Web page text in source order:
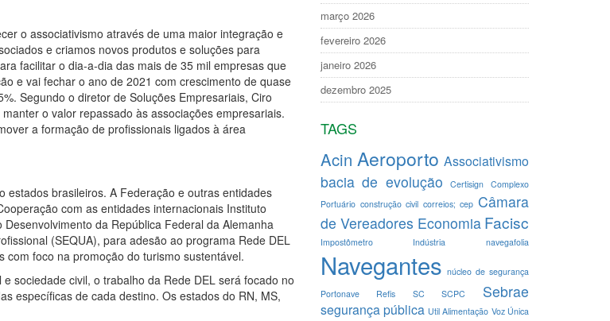
o associativismo através de uma maior integração e
e criamos novos produtos e soluções para
facilitar o dia-a-dia das mais de 35 mil empresas que
e vai fechar o ano de 2021 com crescimento de quase
Segundo o diretor de Soluções Empresariais, Ciro
o valor repassado às associações empresariais.
a formação de profissionais ligados à área
estados brasileiros. A Federação e outras entidades
com as entidades internacionais Instituto
da República Federal da Alemanha
(SEQUA), para adesão ao programa Rede DEL
com foco na promoção do turismo sustentável.
sociedade civil, o trabalho da Rede DEL será focado no
específicas de cada destino. Os estados do RN, MS,
março 2026
fevereiro 2026
janeiro 2026
dezembro 2025
TAGS
Acin Aeroporto Associativismo
bacia de evolução Certisign Complexo
Portuário construção civil correios; cep Câmara
de Vereadores Economia Facisc
Impostômetro Indústria navegafolia
Navegantes núcleo de segurança
Portonave
Refis SC SCPC Sebrae
segurança pública Util Alimentação Voz Única